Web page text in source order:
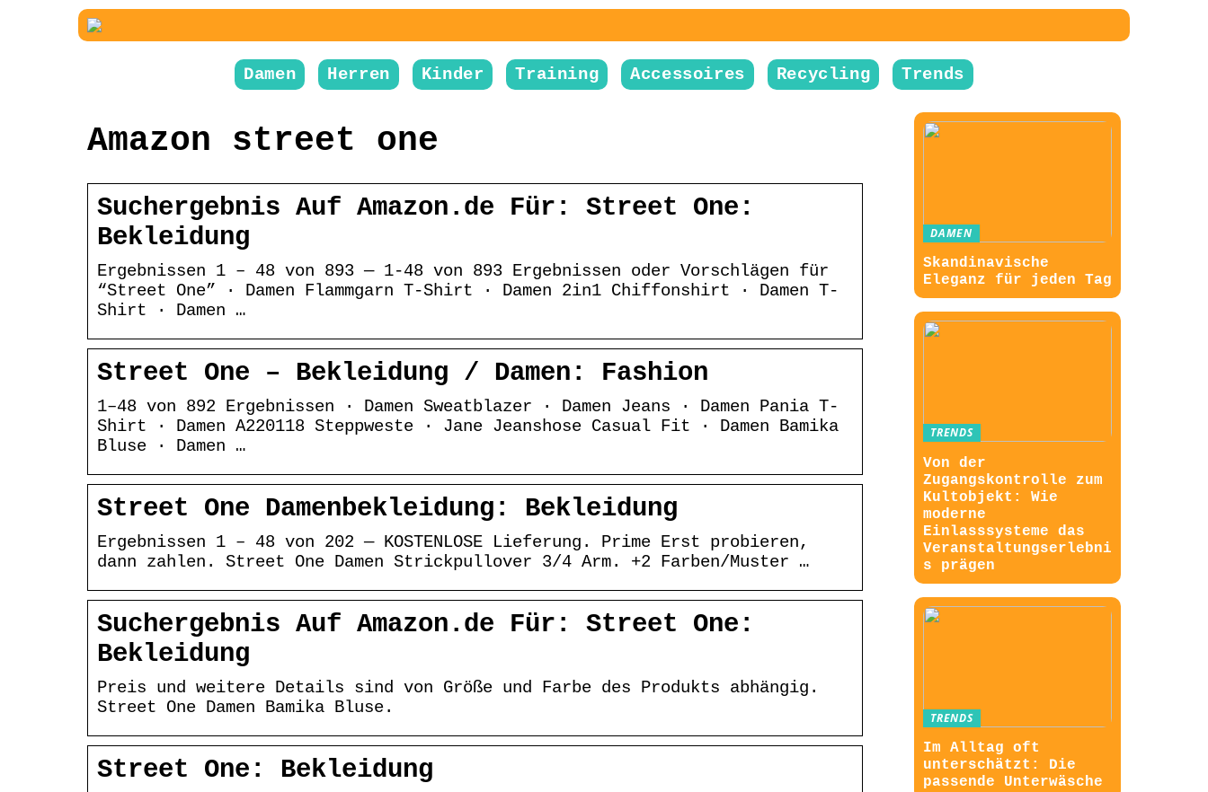
Damen Herren Kinder Training Accessoires Recycling Trends
Amazon street one
Suchergebnis Auf Amazon.de Für: Street One:
Bekleidung
Ergebnissen 1 – 48 von 893 — 1-48 von 893 Ergebnissen oder Vorschlägen für
“Street One” · Damen Flammgarn T-Shirt · Damen 2in1 Chiffonshirt · Damen T-
Shirt · Damen …
Street One – Bekleidung / Damen: Fashion
1–48 von 892 Ergebnissen · Damen Sweatblazer · Damen Jeans · Damen Pania T-
Shirt · Damen A220118 Steppweste · Jane Jeanshose Casual Fit · Damen Bamika
Bluse · Damen …
Street One Damenbekleidung: Bekleidung
Ergebnissen 1 – 48 von 202 — KOSTENLOSE Lieferung. Prime Erst probieren,
dann zahlen. Street One Damen Strickpullover 3/4 Arm. +2 Farben/Muster …
Suchergebnis Auf Amazon.de Für: Street One:
Bekleidung
Preis und weitere Details sind von Größe und Farbe des Produkts abhängig.
Street One Damen Bamika Bluse.
Street One: Bekleidung
DAMEN
Skandinavische
Eleganz für jeden Tag
TRENDS
Von der
Zugangskontrolle zum
Kultobjekt: Wie
moderne
Einlasssysteme das
Veranstaltungserlebni
s prägen
TRENDS
Im Alltag oft
unterschätzt: Die
passende Unterwäsche